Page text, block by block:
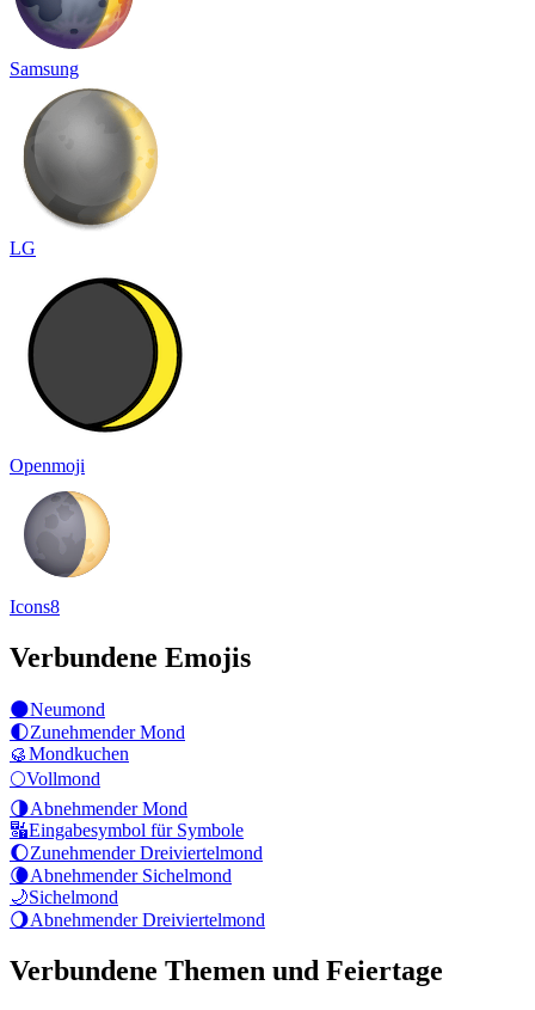
Samsung
LG
Openmoji
Icons8
Verbundene Emojis
🌑Neumond
🌓Zunehmender Mond
🥮Mondkuchen
🌕Vollmond
🌗Abnehmender Mond
🔣Eingabesymbol für Symbole
🌔Zunehmender Dreiviertelmond
🌘Abnehmender Sichelmond
🌙Sichelmond
🌖Abnehmender Dreiviertelmond
Verbundene Themen und Feiertage